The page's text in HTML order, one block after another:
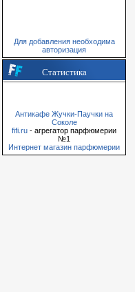
Для добавления необходима
авторизация
Статистика
Антикафе Жучки-Паучки на
Соколе
fifi.ru - агрегатор парфюмерии
№1
Интернет магазин парфюмерии